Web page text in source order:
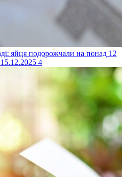
яйця подорожчали на понад 12
15.12.2025 4